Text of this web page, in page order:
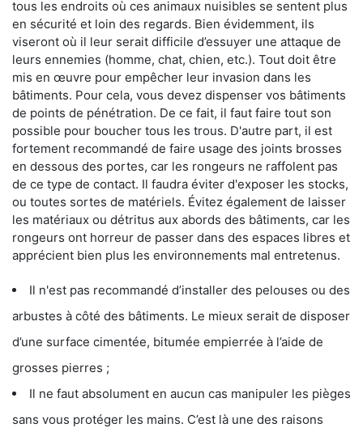
tous les endroits où ces animaux nuisibles se sentent plus
en sécurité et loin des regards. Bien évidemment, ils
viseront où il leur serait difficile d’essuyer une attaque de
leurs ennemies (homme, chat, chien, etc.). Tout doit être
mis en œuvre pour empêcher leur invasion dans les
bâtiments. Pour cela, vous devez dispenser vos bâtiments
de points de pénétration. De ce fait, il faut faire tout son
possible pour boucher tous les trous. D'autre part, il est
fortement recommandé de faire usage des joints brosses
en dessous des portes, car les rongeurs ne raffolent pas
de ce type de contact. Il faudra éviter d'exposer les stocks,
ou toutes sortes de matériels. Évitez également de laisser
les matériaux ou détritus aux abords des bâtiments, car les
rongeurs ont horreur de passer dans des espaces libres et
apprécient bien plus les environnements mal entretenus.
Il n'est pas recommandé d’installer des pelouses ou des
arbustes à côté des bâtiments. Le mieux serait de disposer
d’une surface cimentée, bitumée empierrée à l’aide de
grosses pierres ;
Il ne faut absolument en aucun cas manipuler les pièges
sans vous protéger les mains. C’est là une des raisons